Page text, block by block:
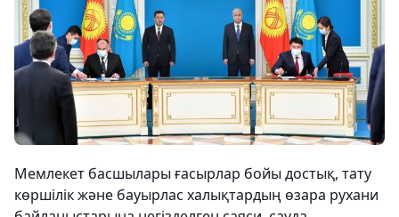
Мемлекет басшылары ғасырлар бойы достық, тату
көршілік және бауырлас халықтардың өзара рухани